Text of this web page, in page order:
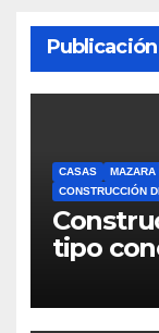
CASAS
MAZARA
CONSTRUCCIÓN
tipo